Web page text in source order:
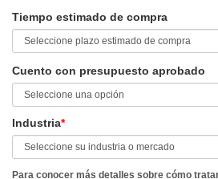
Tiempo estimado de compra
Cuento con presupuesto aprobado
Industria*
Para conocer más detalles sobre cómo